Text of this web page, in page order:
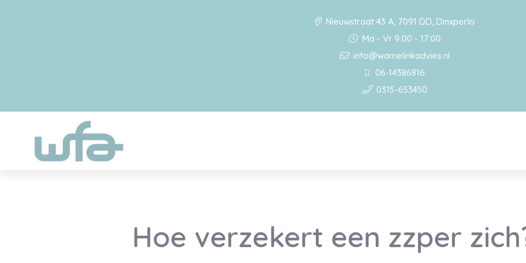
Nieuwstraat 43 A, 7091 DD, Dinxperlo
Ma - Vr 9:00 - 17:00
info@wamelinkadvies.nl
06-14386816
0315-653450
Hoe verzekert een zzper